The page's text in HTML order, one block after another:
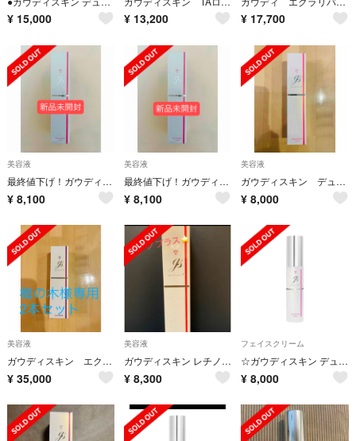
¥ 15,000 ¥ 13,200 ¥ 17,700
美容液
最終値下げ！ガウディスキン デュアルレチノライト
¥ 8,100
美容液
最終値下げ！ガウディスキン デュアルレチノライト
¥ 8,100
美容液
ガウディスキン デュアルレチノライト
¥ 8,000
美容液
ガウディスキン エクラリバイブ 【新品未使用品】
¥ 35,000
美容液
ガウディスキン レチノプラス
¥ 8,300
フェイスクリーム
☆ガウディスキン デュアルレチノライト
¥ 8,000